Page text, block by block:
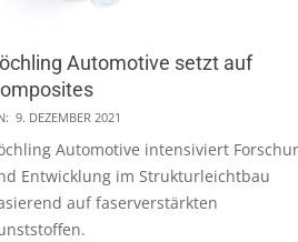
Automotive setzt auf
9. DEZEMBER 2021
Automotive intensiviert
Entwicklung im Strukturleichtbau
auf faserverstärkten